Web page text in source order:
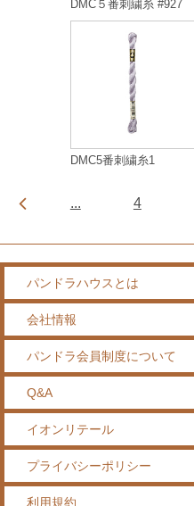
DMC５番刺繍糸 #927
DMC5番刺繍糸1
... 4
パンドラハウスとは
会社情報
パンドラ会員制度について
Q&A
イオンリテール
プライバシーポリシー
利用規約